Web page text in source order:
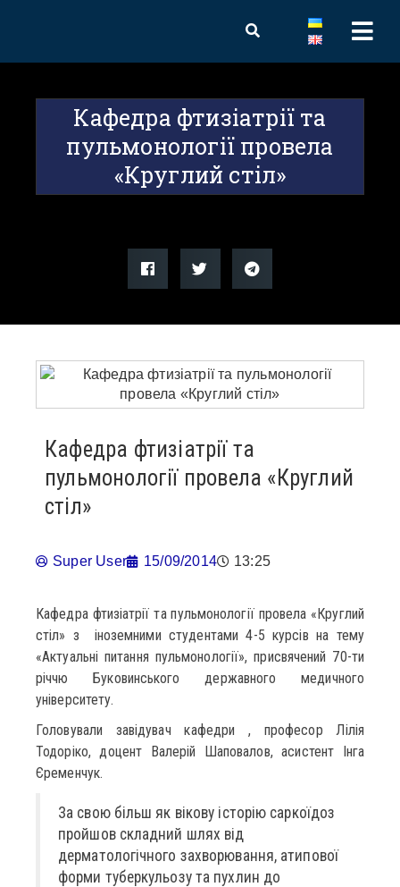
Кафедра фтизіатрії та
пульмонології провела
«Круглий стіл»
Кафедра фтизіатрії та
пульмонології провела «Круглий
стіл»
Super User 15/09/2014 13:25
Кафедра фтизіатрії та пульмонології провела «Круглий
стіл» з іноземними студентами 4-5 курсів на тему
«Актуальні питання пульмонології», присвячений 70-ти
річчю Буковинського державного медичного
університету.
Головували завідувач кафедри , професор Лілія
Тодоріко, доцент Валерій Шаповалов, асистент Інга
Єременчук.
За свою більш як вікову історію саркоїдоз
пройшов складний шлях від
дерматологічного захворювання, атипової
форми туберкульозу та пухлин до